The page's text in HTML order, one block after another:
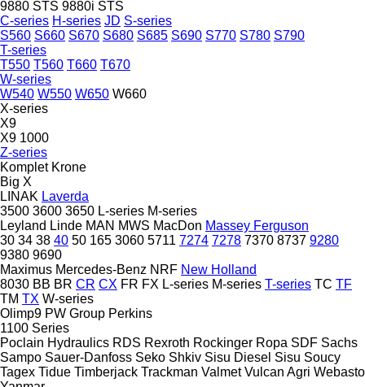
9880 STS 9880i STS
C-series H-series JD S-series
S560 S660 S670 S680 S685 S690 S770 S780 S790
T-series
T550 T560 T660 T670
W-series
W540 W550 W650 W660
X-series
X9
X9 1000
Z-series
Komplet Krone
Big X
LINAK Laverda
3500 3600 3650 L-series M-series
Leyland Linde MAN MWS MacDon Massey Ferguson
30 34 38 40 50 165 3060 5711 7274 7278 7370 8737 9280
9380 9690
Maximus Mercedes-Benz NRF New Holland
8030 BB BR CR CX FR FX L-series M-series T-series TC TF
TM TX W-series
Olimp9 PW Group Perkins
1100 Series
Poclain Hydraulics RDS Rexroth Rockinger Ropa SDF Sachs
Sampo Sauer-Danfoss Seko Shkiv Sisu Diesel Sisu Soucy
Tagex Tidue Timberjack Trackman Valmet Vulcan Agri Webasto